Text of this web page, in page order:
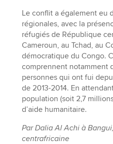
Le conflit a également eu
régionales, avec la
réfugiés de République
Cameroun, au Tchad, au
démocratique du Congo.
comprennent notamment
personnes qui ont fui
de 2013-2014. En
population (soit 2,7
d’aide humanitaire.
Par Dalia Al Achi à
centrafricaine